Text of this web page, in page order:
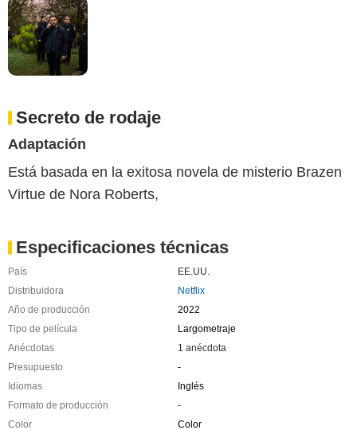
Secreto de rodaje
Adaptación
Está basada en la exitosa novela de misterio Brazen
Virtue de Nora Roberts,
Especificaciones técnicas
País
EE.UU.
Distribuidora
Netflix
Año de producción
2022
Tipo de película
Largometraje
Anécdotas
1 anécdota
Presupuesto
-
Idiomas
Inglés
Formato de producción
-
Color
Color